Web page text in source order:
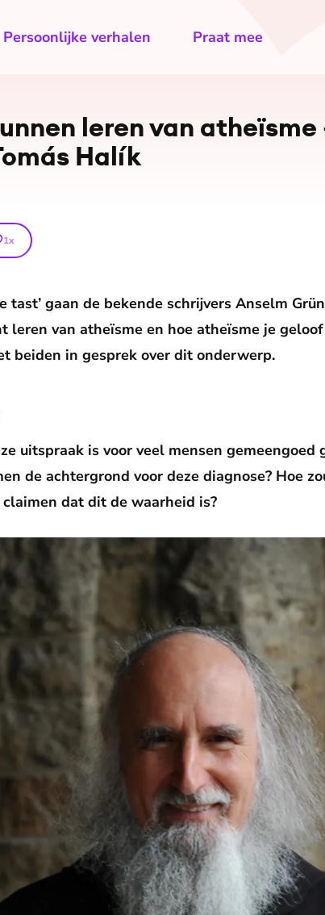
Persoonlijke verhalen Praat mee
leren van atheïsme
Halík
1x
tast’ gaan de bekende schrijvers Anselm
leren van atheïsme en hoe atheïsme je
beiden in gesprek over dit onderwerp.
uitspraak is voor veel mensen
de achtergrond voor deze diagnose? Hoe
dat dit de waarheid is?